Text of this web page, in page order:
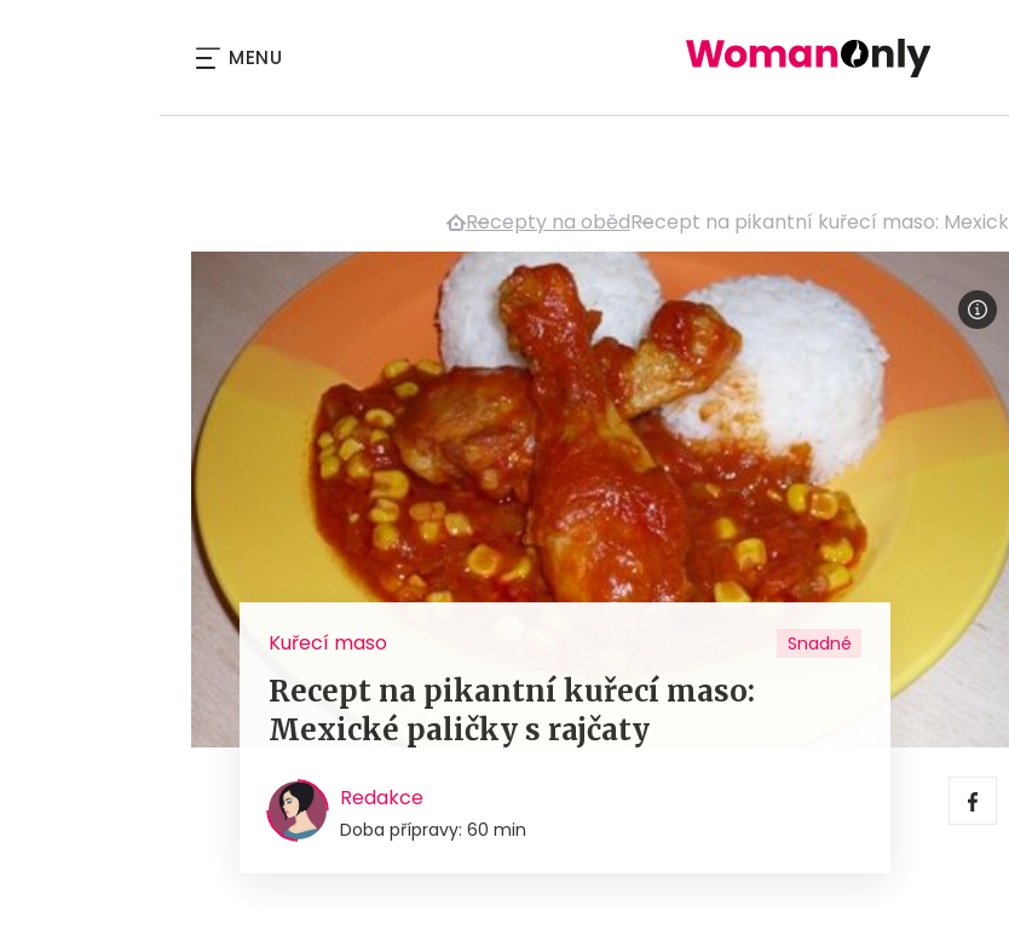
MENU
Recepty na obědRecept na pikantní kuřecí maso:
Kuřecí maso Snadné
Recept na pikantní kuřecí maso:
Mexické paličky s rajčaty
Redakce
Doba přípravy: 60 min